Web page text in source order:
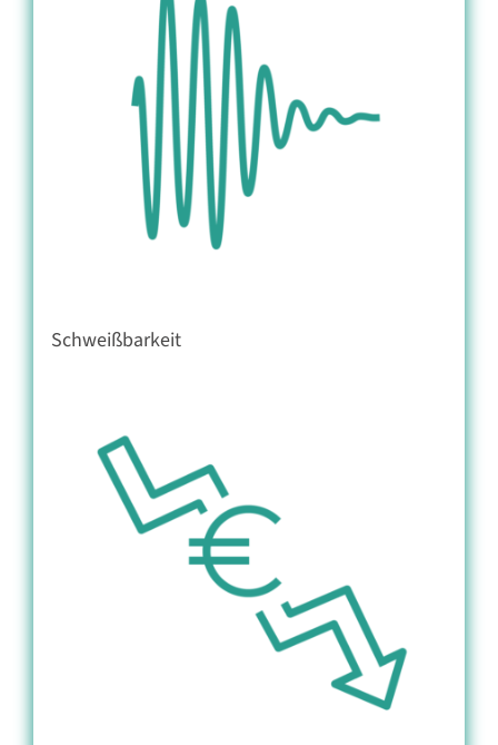
Schweißbarkeit